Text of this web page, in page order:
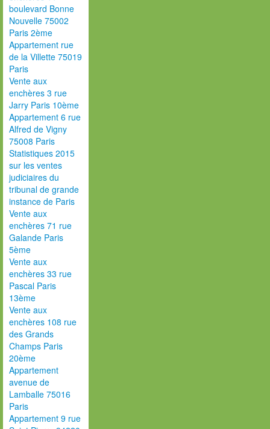
boulevard Bonne
Nouvelle 75002
Paris 2ème
Appartement rue
de la Villette 75019
Paris
Vente aux
enchères 3 rue
Jarry Paris 10ème
Appartement 6 rue
Alfred de Vigny
75008 Paris
Statistiques 2015
sur les ventes
judiciaires du
tribunal de grande
instance de Paris
Vente aux
enchères 71 rue
Galande Paris
5ème
Vente aux
enchères 33 rue
Pascal Paris
13ème
Vente aux
enchères 108 rue
des Grands
Champs Paris
20ème
Appartement
avenue de
Lamballe 75016
Paris
Appartement 9 rue